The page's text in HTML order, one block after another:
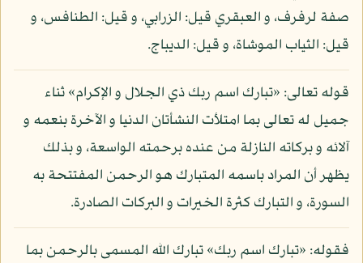
صفة لرفرف، و العبقري قيل: الزرابي، و قيل: الطنافس، و
قيل: الثياب الموشاة، و قيل: الديباج.
قوله تعالى: «تبارك اسم ربك ذي الجلال و الإكرام» ثناء
جميل له تعالى بما امتلأت النشأتان الدنيا و الآخرة بنعمه و
آلائه و بركاته النازلة من عنده برحمته الواسعة، و بذلك
يظهر أن المراد باسمه المتبارك هو الرحمن المفتتحة به
السورة، و التبارك كثرة الخيرات و البركات الصادرة.
فقوله: «تبارك اسم ربك» تبارك الله المسمى بالرحمن بما